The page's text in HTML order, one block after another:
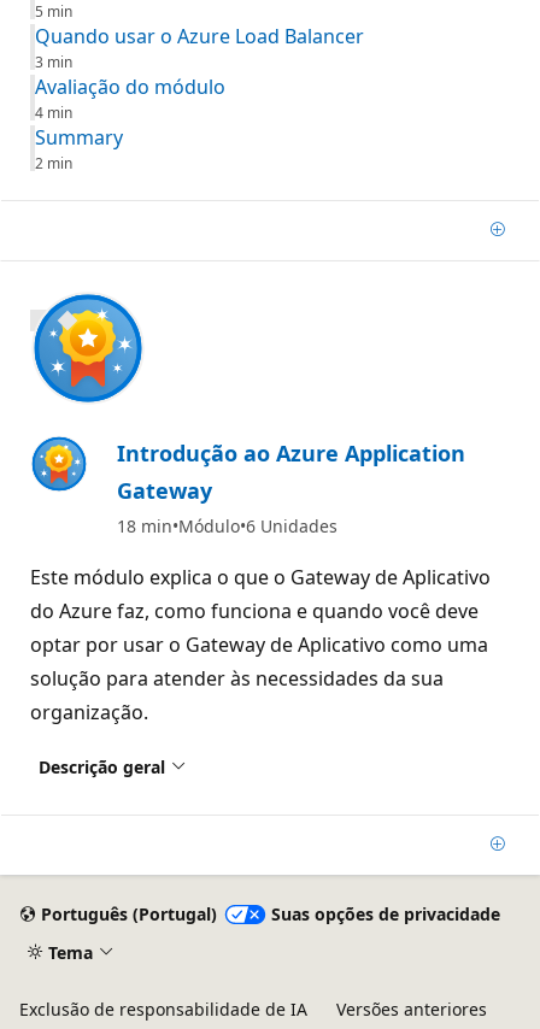
5 min
Quando usar o Azure Load Balancer
3 min
Avaliação do módulo
4 min
Summary
2 min
700 XP
Introdução ao Azure Application
Gateway
18 min Módulo 6 Unidades
Este módulo explica o que o Gateway de Aplicativo
do Azure faz, como funciona e quando você deve
optar por usar o Gateway de Aplicativo como uma
solução para atender às necessidades da sua
organização.
Descrição geral
Português (Portugal)
Suas opções de privacidade
Tema
Exclusão de responsabilidade de IA Versões anteriores